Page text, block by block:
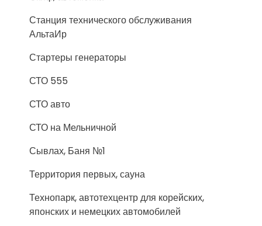
Станция технического обслуживания
АльтаИр
Стартеры генераторы
СТО 555
СТО авто
СТО на Мельничной
Сывлах, Баня №1
Территория первых, сауна
Технопарк, автотехцентр для корейских,
японских и немецких автомобилей